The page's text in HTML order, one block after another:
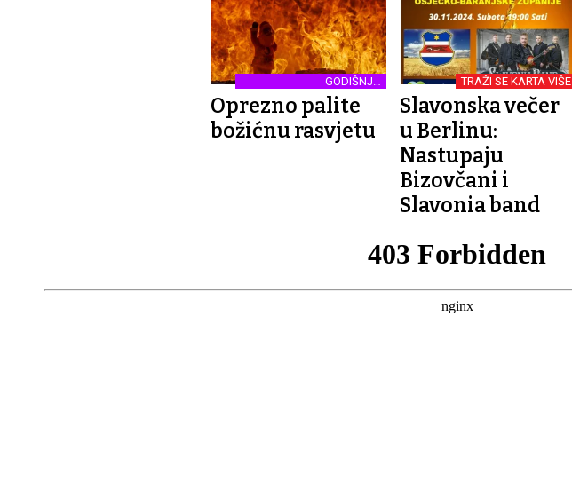
GODIŠNJA
DEMONSTRACIJA
Oprezno palite
božićnu rasvjetu
TRAŽI SE KARTA VIŠE
Slavonska večer
u Berlinu:
Nastupaju
Bizovčani i
Slavonia band